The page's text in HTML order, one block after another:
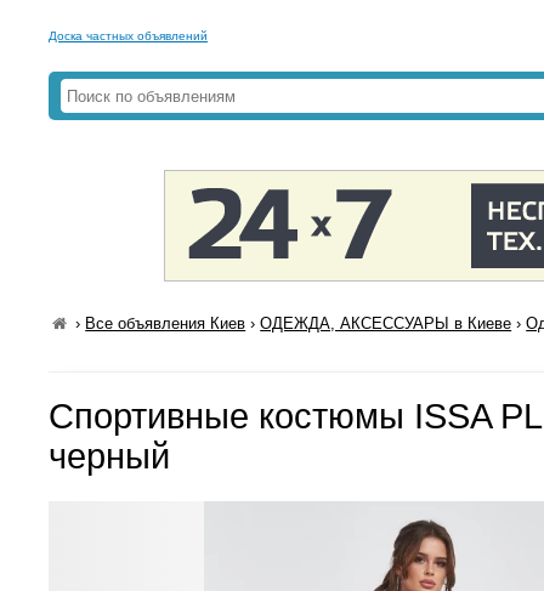
Доска частных объявлений
› Все объявления Киев ›ОДЕЖДА, АКСЕССУАРЫ в Киеве ›
Спортивные костюмы ISSA
черный